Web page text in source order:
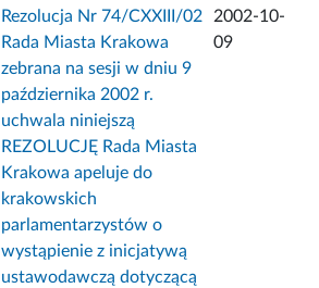
Rezolucja Nr 74/CXXIII/02
Rada Miasta Krakowa
zebrana na sesji w dniu 9
października 2002 r.
uchwala niniejszą
REZOLUCJĘ Rada Miasta
Krakowa apeluje do
krakowskich
parlamentarzystów o
wystąpienie z inicjatywą
ustawodawczą dotyczącą
2002-10-
09